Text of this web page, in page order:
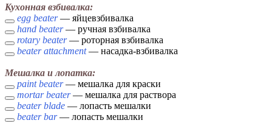
Кухонная взбивалка:
egg beater— яйцевзбивалка
hand beater— ручная взбивалка
rotary beater— роторная взбивалка
beater attachment— насадка-взбивалка
Мешалка и лопатка:
paint beater— мешалка для краски
mortar beater— мешалка для раствора
beater blade — лопасть мешалки
beater bar— лопасть мешалки